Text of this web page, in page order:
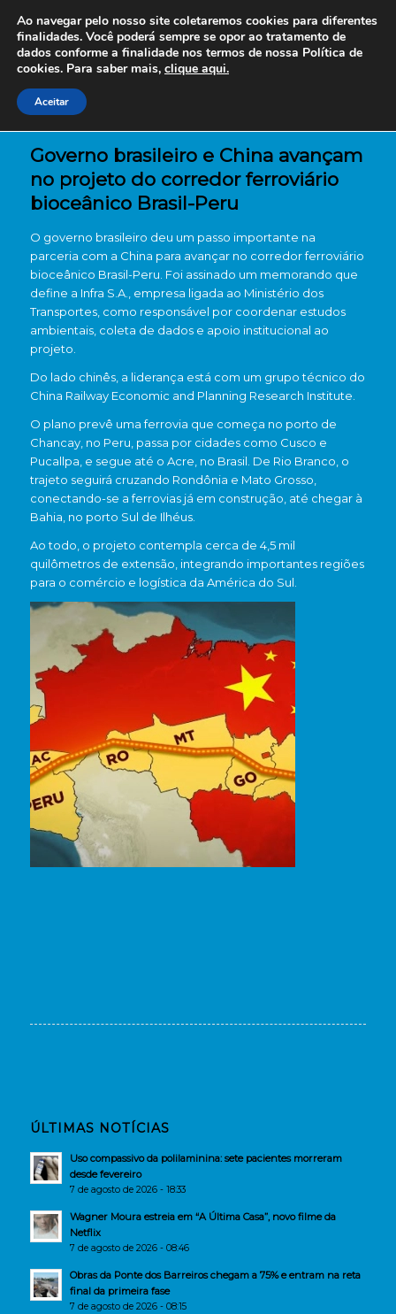
Governo brasileiro e China avançam
no projeto do corredor ferroviário
bioceânico Brasil-Peru
O governo brasileiro deu um passo importante na
parceria com a China para avançar no corredor ferroviário
bioceânico Brasil-Peru. Foi assinado um memorando que
define a Infra S.A., empresa ligada ao Ministério dos
Transportes, como responsável por coordenar estudos
ambientais, coleta de dados e apoio institucional ao
projeto.
Do lado chinês, a liderança está com um grupo técnico do
China Railway Economic and Planning Research Institute.
O plano prevê uma ferrovia que começa no porto de
Chancay, no Peru, passa por cidades como Cusco e
Pucallpa, e segue até o Acre, no Brasil. De Rio Branco, o
trajeto seguirá cruzando Rondônia e Mato Grosso,
conectando-se a ferrovias já em construção, até chegar à
Bahia, no porto Sul de Ilhéus.
Ao todo, o projeto contempla cerca de 4,5 mil
quilômetros de extensão, integrando importantes regiões
para o comércio e logística da América do Sul.
ÚLTIMAS NOTÍCIAS
Uso compassivo da polilaminina: sete pacientes morreram
desde fevereiro
7 de agosto de 2026 - 18:33
Wagner Moura estreia em “A Última Casa”, novo filme da
Netflix
7 de agosto de 2026 - 08:46
Obras da Ponte dos Barreiros chegam a 75% e entram na reta
final da primeira fase
7 de agosto de 2026 - 08:15
Ao navegar pelo nosso site coletaremos cookies para diferentes
finalidades. Você poderá sempre se opor ao tratamento de
dados conforme a finalidade nos termos de nossa Política de
cookies. Para saber mais, clique aqui.
Aceitar